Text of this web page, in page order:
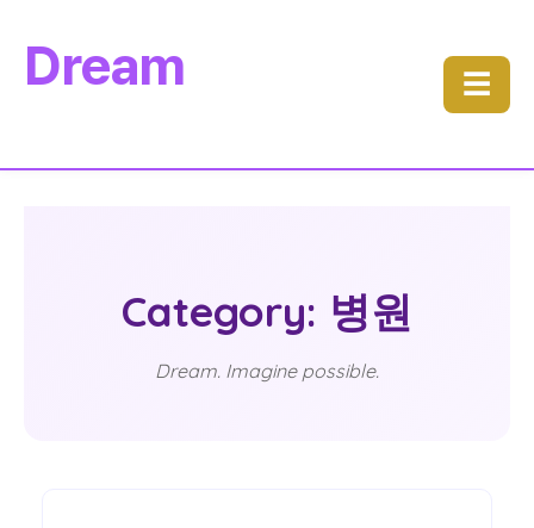
Dream ☰
Category: 병원
Dream. Imagine possible.